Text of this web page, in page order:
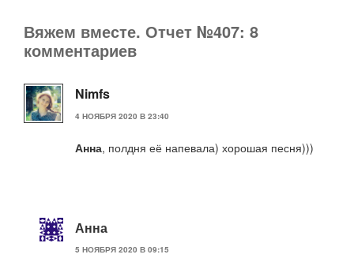
Вяжем вместе. Отчет №407: 8
комментариев
Nimfs
4 НОЯБРЯ 2020 В 23:40
Анна, полдня её напевала) хорошая песня)))
Анна
5 НОЯБРЯ 2020 В 09:15